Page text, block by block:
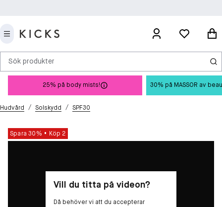
Sök produkter
25% på body mists! 30% på MASSOR av
Hudvård / Solskydd / SPF30
Spara 30% Köp 2
Vill du titta på videon?
Då behöver vi att du accepterar